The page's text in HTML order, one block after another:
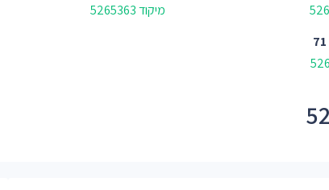
מיקוד 5265363